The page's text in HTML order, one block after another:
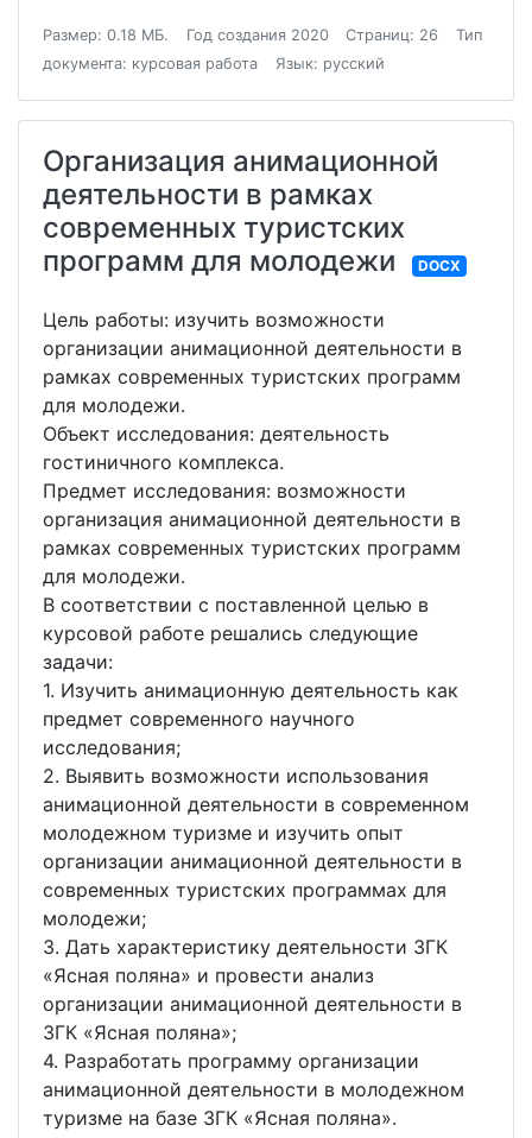
Размер: 0.18 МБ. Год создания 2020 Страниц: 26
Тип
документа: курсовая работа
Язык: русский
Организация анимационной
деятельности в рамках
современных туристских
программ для молодежи
DOCX
Цель работы: изучить возможности
организации анимационной деятельности в
рамках современных туристских программ
для молодежи.
Объект исследования: деятельность
гостиничного комплекса.
Предмет исследования: возможности
организация анимационной деятельности в
рамках современных туристских программ
для молодежи.
В соответствии с поставленной целью в
курсовой работе решались следующие
задачи:
1. Изучить анимационную деятельность как
предмет современного научного
исследования;
2. Выявить возможности использования
анимационной деятельности в современном
молодежном туризме и изучить опыт
организации анимационной деятельности в
современных туристских программах для
молодежи;
3. Дать характеристику деятельности ЗГК
«Ясная поляна» и провести анализ
организации анимационной деятельности в
ЗГК «Ясная поляна»;
4. Разработать программу организации
анимационной деятельности в молодежном
туризме на базе ЗГК «Ясная поляна».